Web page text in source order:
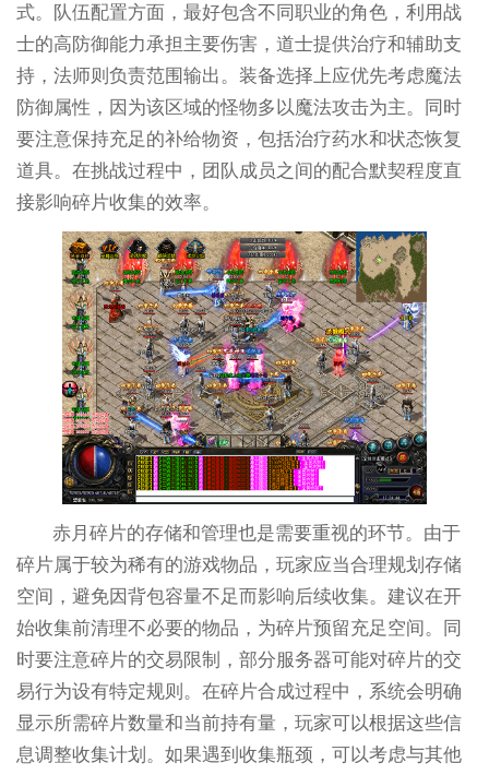
式。队伍配置方面，最好包含不同职业的角色，利用战
士的高防御能力承担主要伤害，道士提供治疗和辅助支
持，法师则负责范围输出。装备选择上应优先考虑魔法
防御属性，因为该区域的怪物多以魔法攻击为主。同时
要注意保持充足的补给物资，包括治疗药水和状态恢复
道具。在挑战过程中，团队成员之间的配合默契程度直
接影响碎片收集的效率。
赤月碎片的存储和管理也是需要重视的环节。由于
碎片属于较为稀有的游戏物品，玩家应当合理规划存储
空间，避免因背包容量不足而影响后续收集。建议在开
始收集前清理不必要的物品，为碎片预留充足空间。同
时要注意碎片的交易限制，部分服务器可能对碎片的交
易行为设有特定规则。在碎片合成过程中，系统会明确
显示所需碎片数量和当前持有量，玩家可以根据这些信
息调整收集计划。如果遇到收集瓶颈，可以考虑与其他